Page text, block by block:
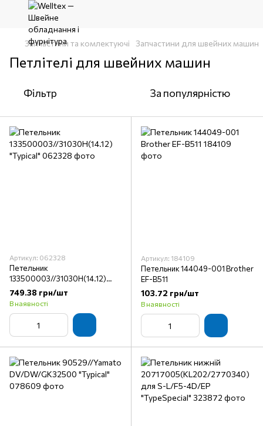
Запчастини та комлектуючі Запчастини для швейних машин
Петлітелі для швейних машин
Фільтр За популярністю
Артикул: 062328
Петельник
133500003//31030H(14.12)
"Typical"
749.38 грн/шт
В наявності
Артикул: 184109
Петельник 144049-001 Brother
EF-B511
103.72 грн/шт
В наявності